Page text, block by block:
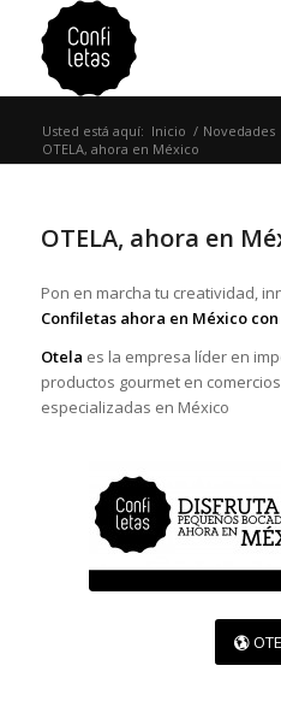
Usted está aquí: Inicio / Novedades
OTELA, ahora en México
OTELA, ahora en
Pon en marcha tu creatividad,
Confiletasahora en Méxicocon
Otela es la empresa líder en
productos gourmet en
especializadas en México